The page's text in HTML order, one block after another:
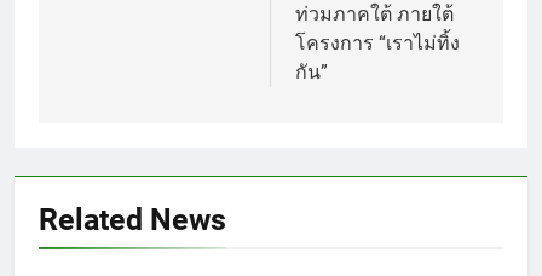
ท่วมภาคใต้ ภายใต้
โครงการ “เราไม่ทิ้ง
กัน”
Related News